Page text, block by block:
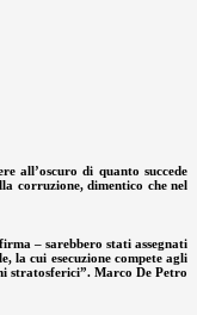
all’oscuro di quanto succede
corruzione, dimentico che nel
– sarebbero stati assegnati
la cui esecuzione compete agli
stratosferici”. Marco De Petro